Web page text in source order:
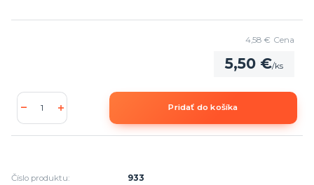
5,50 €/ks
4,58 € Cena
Pridať do košíka
Číslo produktu:
933